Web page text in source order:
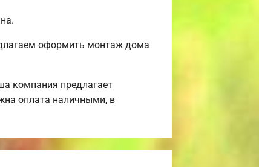
оформить монтаж дома
компания предлагает
оплата наличными, в